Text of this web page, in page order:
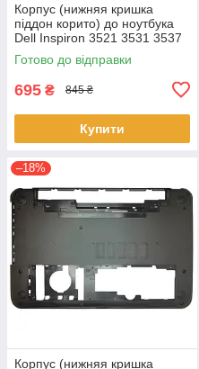
Корпус (нижняя кришка
піддон корито) до ноутбука
Dell Inspiron 3521 3531 3537
(0YXMG9, AP0ZG000200)
Готово до відправки
695 ₴ 845 ₴
Купити
–18%
Корпус (нижняя кришка